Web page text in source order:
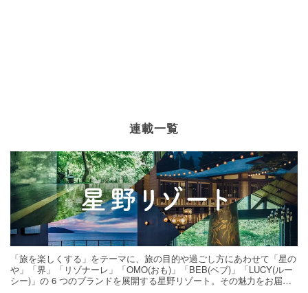
連載一覧
「旅を楽しくする」をテーマに、旅の目的や過ごし方にあわせて「星の
や」「界」「リゾナーレ」「OMO(おも)」「BEB(ベブ)」「LUCY(ルー
シー)」の 6 つのブランドを展開する星野リゾート。その魅力をお届け